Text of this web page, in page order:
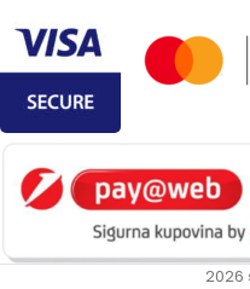
2026